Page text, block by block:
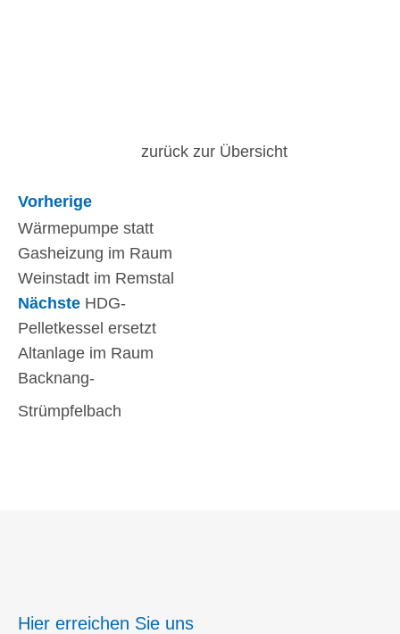
zurück zur Übersicht
Vorherige
Wärmepumpe statt
Gasheizung im Raum
Weinstadt im Remstal
Nächste HDG-
Pelletkessel ersetzt
Altanlage im Raum
Backnang-
Strümpfelbach
Hier erreichen Sie uns